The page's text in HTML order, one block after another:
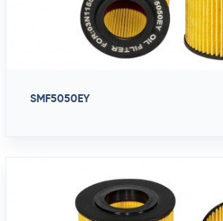
SMF5050EY